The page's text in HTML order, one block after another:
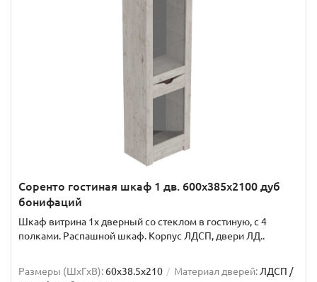
Соренто гостиная шкаф 1 дв. 600x385x2100 дуб
бонифаций
Шкаф витрина 1х дверный со стеклом в гостиную, с 4
полками. Распашной шкаф. Корпус ЛДСП, двери ЛД..
Размеры (ШxГxВ): 60x38.5x210 Материал дверей: ЛДСП /